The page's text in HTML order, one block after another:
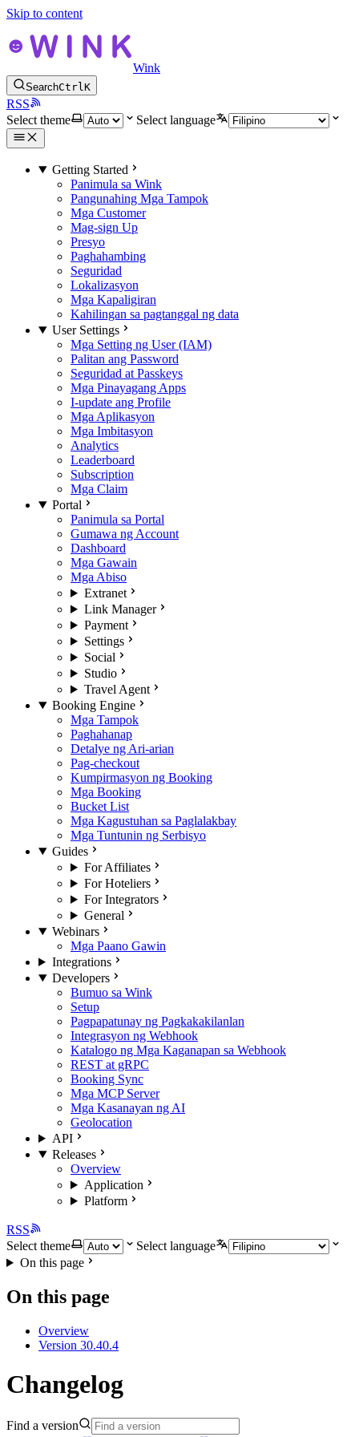
Skip to content
Wink
SearchCtrlK
RSS
Select theme
Select language
Getting Started
Panimula sa Wink
Pangunahing Mga Tampok
Mga Customer
Mag-sign Up
Presyo
Paghahambing
Seguridad
Lokalizasyon
Mga Kapaligiran
Kahilingan sa pagtanggal ng data
User Settings
Mga Setting ng User (IAM)
Palitan ang Password
Seguridad at Passkeys
Mga Pinayagang Apps
I-update ang Profile
Mga Aplikasyon
Mga Imbitasyon
Analytics
Leaderboard
Subscription
Mga Claim
Portal
Panimula sa Portal
Gumawa ng Account
Dashboard
Mga Gawain
Mga Abiso
Extranet
Link Manager
Payment
Settings
Social
Studio
Travel Agent
Booking Engine
Mga Tampok
Paghahanap
Detalye ng Ari-arian
Pag-checkout
Kumpirmasyon ng Booking
Mga Booking
Bucket List
Mga Kagustuhan sa Paglalakbay
Mga Tuntunin ng Serbisyo
Guides
For Affiliates
For Hoteliers
For Integrators
General
Webinars
Mga Paano Gawin
Integrations
Developers
Bumuo sa Wink
Setup
Pagpapatunay ng Pagkakakilanlan
Integrasyon ng Webhook
Katalogo ng Mga Kaganapan sa Webhook
REST at gRPC
Booking Sync
Mga MCP Server
Mga Kasanayan ng AI
Geolocation
API
Releases
Overview
Application
Platform
RSS
Select theme
Select language
On this page
On this page
Overview
Version 30.40.4
Changelog
Find a version